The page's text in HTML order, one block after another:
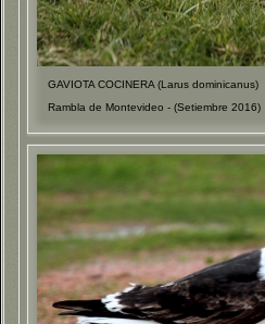
GAVIOTA COCINERA (Larus dominicanus)
Rambla de Montevideo - (Setiembre 2016)